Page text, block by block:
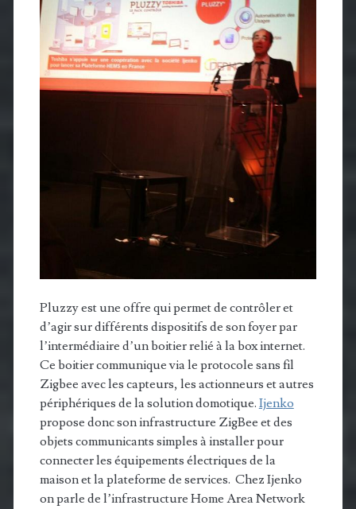
Pluzzy est une offre qui permet de contrôler et
d’agir sur différents dispositifs de son foyer par
l’intermédiaire d’un boitier relié à la box internet.
Ce boitier communique via le protocole sans fil
Zigbee avec les capteurs, les actionneurs et autres
périphériques de la solution domotique. Ijenko
propose donc son infrastructure ZigBee et des
objets communicants simples à installer pour
connecter les équipements électriques de la
maison et la plateforme de services. Chez Ijenko
on parle de l’infrastructure Home Area Network